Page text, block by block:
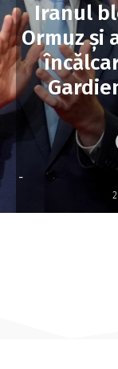
Iranul
Ormuz și
-